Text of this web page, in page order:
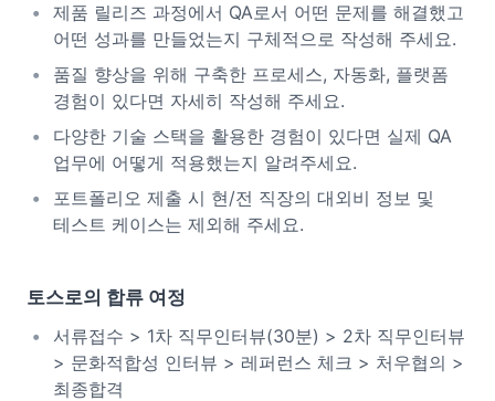
제품 릴리즈 과정에서 QA로서 어떤 문제를 해결했고
어떤 성과를 만들었는지 구체적으로 작성해 주세요.
품질 향상을 위해 구축한 프로세스, 자동화, 플랫폼
경험이 있다면 자세히 작성해 주세요.
다양한 기술 스택을 활용한 경험이 있다면 실제 QA
업무에 어떻게 적용했는지 알려주세요.
포트폴리오 제출 시 현/전 직장의 대외비 정보 및
테스트 케이스는 제외해 주세요.
토스로의 합류 여정
서류접수 > 1차 직무인터뷰(30분) > 2차 직무인터뷰
> 문화적합성 인터뷰 > 레퍼런스 체크 > 처우협의 >
최종합격